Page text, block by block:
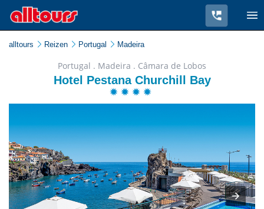
alltours Reizen Portugal Madeira
Portugal . Madeira . Câmara de Lobos
Hotel Pestana Churchill Bay